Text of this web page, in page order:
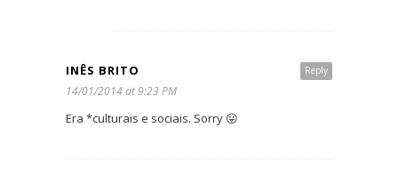
Reply
INÊS BRITO
14/01/2014 at 9:23 PM
Era *culturais e sociais. Sorry 😛